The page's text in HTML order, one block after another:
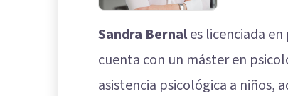
Sandra Bernales licenciada en
cuenta con un máster en
asistencia psicológica a niños,